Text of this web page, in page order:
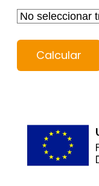
Calcular